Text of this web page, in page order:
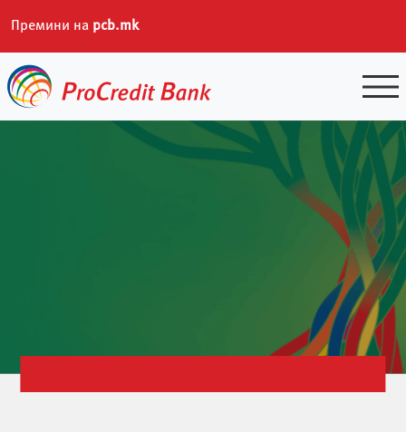
Премини на pcb.mk
Skip
to
content